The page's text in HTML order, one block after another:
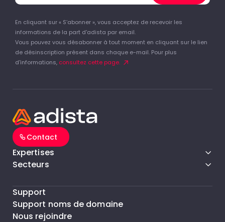
En cliquant sur « S’abonner », vous acceptez de recevoir les
informations de la part d'adista par email.
Vous pouvez vous désabonner à tout moment en cliquant sur le lien
de désinscription présent dans chaque e-mail. Pour plus
d'informations, consultez cette page.
Contact
Expertises
Secteurs
Support
Support noms de domaine
Nous rejoindre